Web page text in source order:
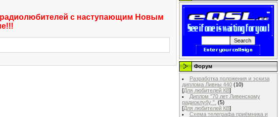
радиолюбителей с наступающим Новым
Форум
Разработка положения и эскиза
диплома Ливны 440 (10)
[Для любителей КВ]
Диплом "70 лет Ливенскому
радиоклубу ". (5)
[Для любителей КВ]
Схема телеграфа приёмника и